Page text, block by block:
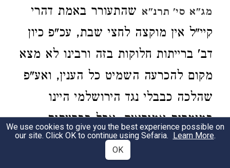
מג"א סי' תרנ"א שהתעורר באמת דהרי
קיי"ל אין מוקצה לחצי שבת, עכ"פ כיון
דב' ברייתות חלוקות בזה ורבינו לא מצא
מקום להכרעה השמיט כל הענין, ואע"פ
שהלכה כבבלי נגד הירושלמי היינו
במימרות אמוראים, אבל בברייתות
המובאות בחלוף זה מזה אין הכרע, ועי'
יד מלאכי ח"ג אות ז' שהביא דברי
We use cookies to give you the best experience possible on
our site. Click OK to continue using Sefaria. Learn More.
OK